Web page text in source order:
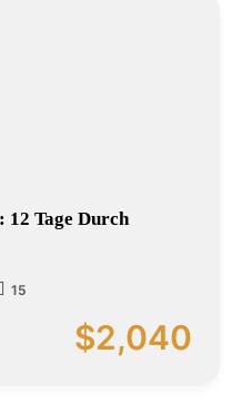
12 Tage Durch
15
$2,040